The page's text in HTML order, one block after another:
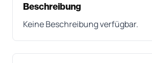
Beschreibung
Keine Beschreibung verfügbar.